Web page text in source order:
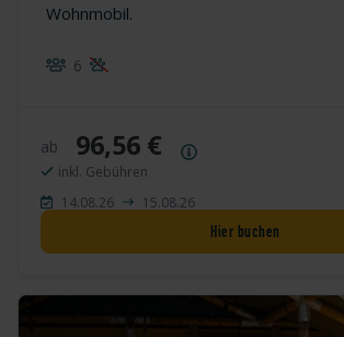
Wohnmobil.
6
ab 96,56 €
inkl. Gebühren
14.08.26
15.08.26
Hier buchen